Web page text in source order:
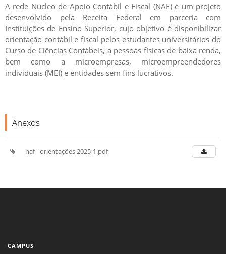
A rede Núcleo de Apoio Contábil e Fiscal (NAF) é um projeto
desenvolvido pela Receita Federal em parceria com
Instituições de Ensino Superior, cujo objetivo é disponibilizar
orientação contábil e fiscal pelos estudantes universitários do
Curso de Ciências Contábeis, a pessoas físicas de baixa renda,
bem como a microempresas, microempreendedores
individuais (MEI) e entidades sem fins lucrativos.
Anexos
naf - orientações 2025-1.pdf
CAMPUS